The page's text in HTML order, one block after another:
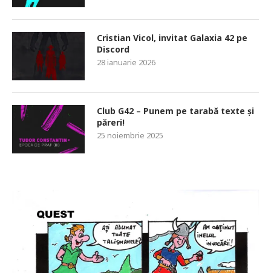
Cristian Vicol, invitat Galaxia 42 pe
Discord
28 ianuarie 2026
Club G42 – Punem pe tarabă texte și
păreri!
25 noiembrie 2025